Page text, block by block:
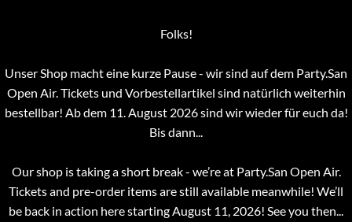
Folks!
Unser Shop macht eine kurze Pause - wir sind auf dem Party.San
Open Air. Tickets und Vorbestellartikel sind natürlich weiterhin
bestellbar! Ab dem 11. August 2026 sind wir wieder für euch da!
Bis dann...
Our shop is taking a short break - we’re at Party.San Open Air.
Tickets and pre-order items are still available meanwhile! We’ll
be back in action here starting August 11, 2026! See you then...